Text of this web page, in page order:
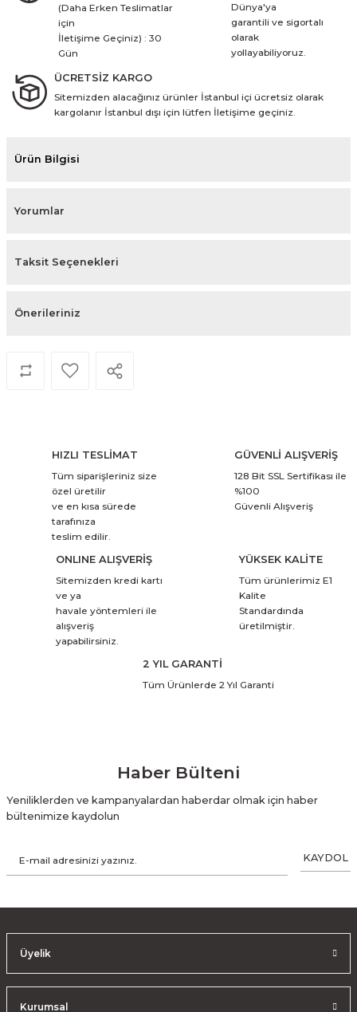
(Daha Erken Teslimatlar
için
İletişime Geçiniz) : 30
Gün
Dünya'ya
garantili ve sigortalı
olarak
yollayabiliyoruz.
ÜCRETSİZ KARGO
Sitemizden alacağınız ürünler İstanbul içi ücretsiz olarak
kargolanır İstanbul dışı için lütfen İletişime geçiniz.
Ürün Bilgisi
Yorumlar
Taksit Seçenekleri
Önerileriniz
HIZLI TESLİMAT
Tüm siparişleriniz size
özel üretilir
ve en kısa sürede
tarafınıza
teslim edilir.
GÜVENLİ ALIŞVERİŞ
128 Bit SSL Sertifikası ile
%100
Güvenli Alışveriş
ONLINE ALIŞVERİŞ
Sitemizden kredi kartı
ve ya
havale yöntemleri ile
alışveriş
yapabilirsiniz.
YÜKSEK KALİTE
Tüm ürünlerimiz E1
Kalite
Standardında
üretilmiştir.
2 YIL GARANTİ
Tüm Ürünlerde 2 Yıl Garanti
Haber Bülteni
Yeniliklerden ve kampanyalardan haberdar olmak için haber
bültenimize kaydolun
KAYDOL
Üyelik
Kurumsal